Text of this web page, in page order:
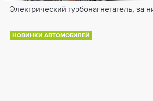
Электрический турбонагнетатель, за
НОВИНКИ АВТОМОБИЛЕЙ